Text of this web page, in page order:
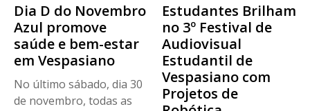
Dia D do Novembro
Azul promove
saúde e bem-estar
em Vespasiano
No último sábado, dia 30
de novembro, todas as
Estudantes Brilham
no 3º Festival de
Audiovisual
Estudantil de
Vespasiano com
Projetos de